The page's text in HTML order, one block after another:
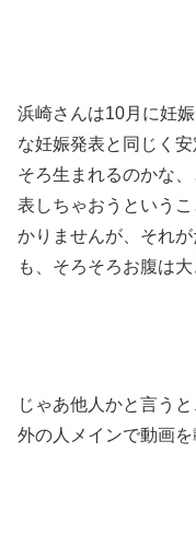
浜崎さんは10月に妊
な妊娠発表と同じく
そろ生まれるのかな
表しちゃおうという
かりませんが、それ
も、そろそろお腹は大
じゃあ他人かと言う
外の人メインで動画を